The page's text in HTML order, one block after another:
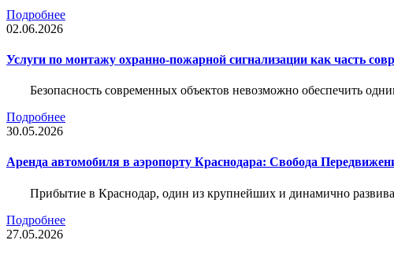
Подробнее
02.06.2026
Услуги по монтажу охранно-пожарной сигнализации как часть
Безопасность современных объектов невозможно обеспечить
Подробнее
30.05.2026
Аренда автомобиля в аэропорту Краснодара: Свобода
Прибытие в Краснодар, один из крупнейших и динамично
Подробнее
27.05.2026